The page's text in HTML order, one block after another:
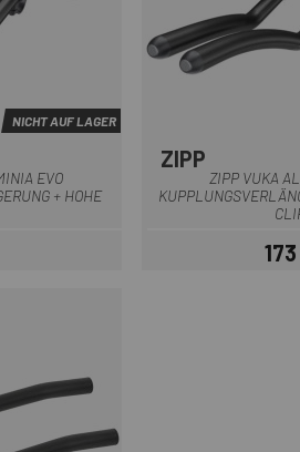
NICHT AUF LAGER
EVO
+ HOHE
ZIPP
ZIPP VUKA